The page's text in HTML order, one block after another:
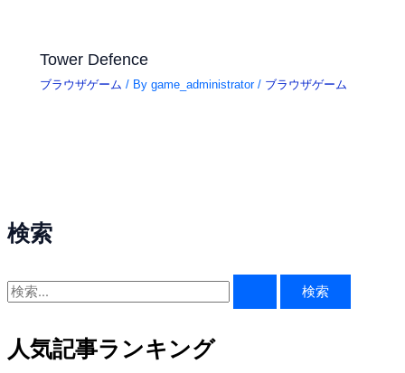
検索
検
対
象
人気記事ランキング
Tower Defence
ブラウザゲーム / Bygame_administrator/ ブラウザゲーム